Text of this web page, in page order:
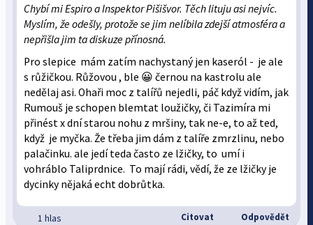
Chybí mi Espiro a Inspektor Pišišvor. Těch lituju asi nejvíc.
Myslím, že odešly, protože se jim nelíbila zdejší atmosféra a
nepřišla jim ta diskuze přínosná.
Pro slepice mám zatím nachystaný jen kaseról - je ale
s růžičkou. Růžovou , ble 😀 černou na kastrolu ale
nedělaj asi. Ohaři moc z talířů nejedli, páč když vidím, jak
Rumouš je schopen blemtat loužičky, či Tazimíra mi
přinést x dní starou nohu z mršiny, tak ne-e, to až ted,
když je myčka. Že třeba jim dám z talíře zmrzlinu, nebo
palačinku. ale jedí teda často ze lžičky, to umí i
vohráblo Taliprdnice. To mají rádi, vědí, že ze lžičky je
dycinky nějaká echt dobrůtka.
1 hlas Citovat Odpovědět